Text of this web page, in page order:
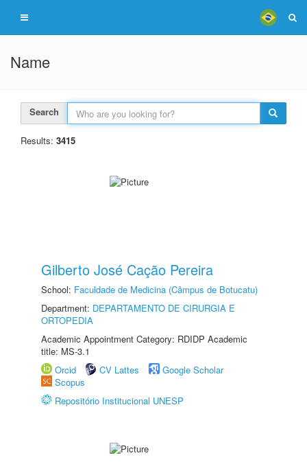
Name
Search
Results: 3415
Gilberto José Cação Pereira
School: Faculdade de Medicina (Câmpus de Botucatu)
Department: DEPARTAMENTO DE CIRURGIA E
ORTOPEDIA
Academic Appointment Category: RDIDP Academic
title: MS-3.1
Orcid
CV Lattes
Google Scholar
Scopus
Repositório Institucional UNESP